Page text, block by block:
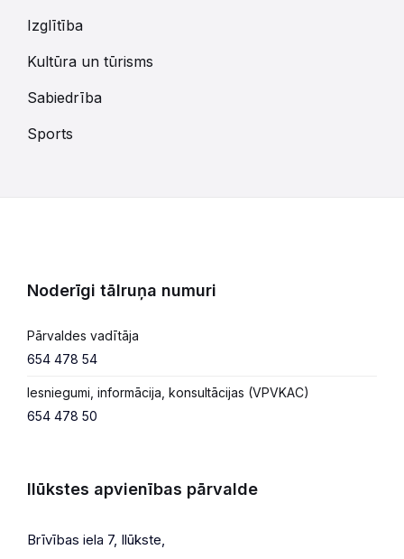
Izglītība
Kultūra un tūrisms
Sabiedrība
Sports
Noderīgi tālruņa numuri
Pārvaldes vadītāja
654 478 54
Iesniegumi, informācija, konsultācijas (VPVKAC)
654 478 50
Ilūkstes apvienības pārvalde
Brīvības iela 7, Ilūkste,